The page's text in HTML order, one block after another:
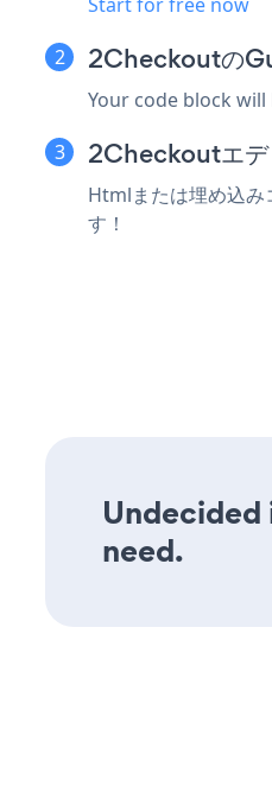
2Checkoutの
Your code block
2Checkoutエデ
Htmlまたは埋め込
す！
Undecided
need.